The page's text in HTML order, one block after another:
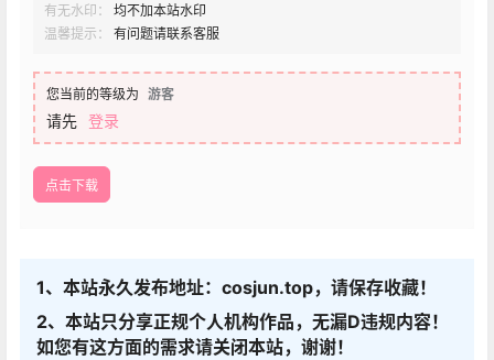
有无水印：
均不加本站水印
温馨提示：
有问题请联系客服
您当前的等级为 游客
请先 登录
点击下载
1、本站永久发布地址：cosjun.top，请保存收藏！
2、本站只分享正规个人机构作品，无漏D违规内容！
如您有这方面的需求请关闭本站，谢谢！